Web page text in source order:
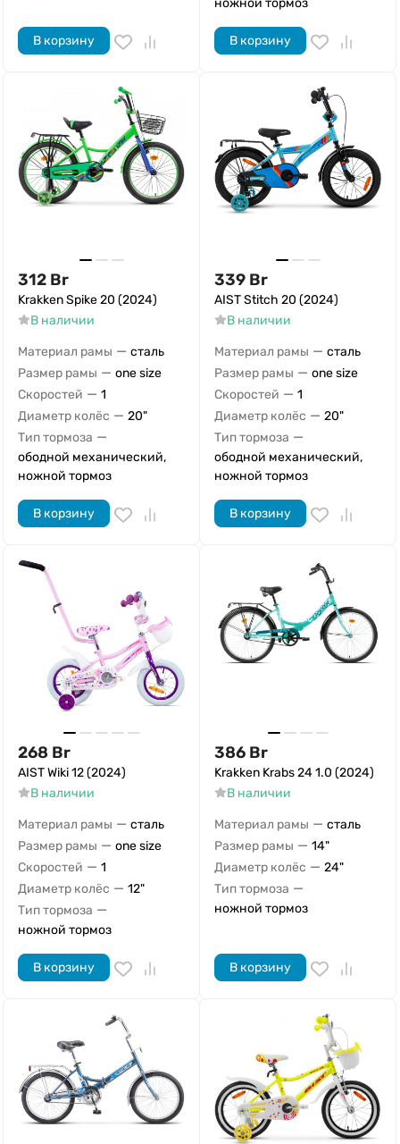
В корзину
ножной тормоз
В корзину
312 Br
Krakken Spike 20 (2024)
В наличии
Материал рамы — сталь
Размер рамы — one size
Скоростей — 1
Диаметр колёс — 20"
Тип тормоза —
ободной механический,
ножной тормоз
В корзину
339 Br
AIST Stitch 20 (2024)
В наличии
Материал рамы — сталь
Размер рамы — one size
Скоростей — 1
Диаметр колёс — 20"
Тип тормоза —
ободной механический,
ножной тормоз
В корзину
268 Br
AIST Wiki 12 (2024)
В наличии
Материал рамы — сталь
Размер рамы — one size
Скоростей — 1
Диаметр колёс — 12"
Тип тормоза —
ножной тормоз
В корзину
386 Br
Krakken Krabs 24 1.0 (2024)
В наличии
Материал рамы — сталь
Размер рамы — 14"
Диаметр колёс — 24"
Тип тормоза —
ножной тормоз
В корзину